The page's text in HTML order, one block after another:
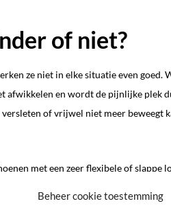
Beheer cookie toestemming
of niet?
ze niet in elke situatie even goed.
afwikkelen en wordt de pijnlijke plek
of vrijwel niet meer beweegt
met een zeer flexibele of slappe
schoen is dus noodzakelijk om